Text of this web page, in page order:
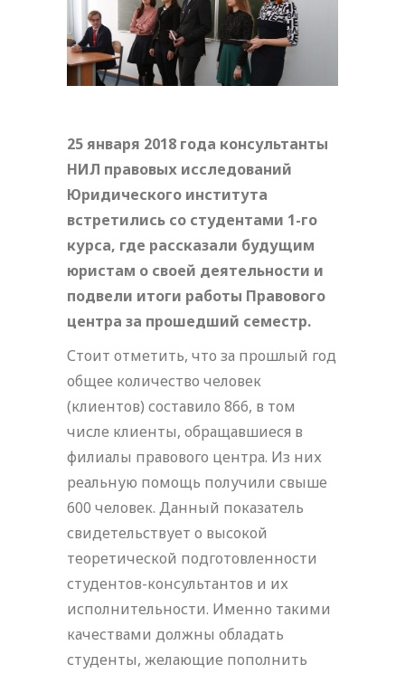
25 января 2018 года консультанты
НИЛ правовых исследований
Юридического института
встретились со студентами 1-го
курса, где рассказали будущим
юристам о своей деятельности и
подвели итоги работы Правового
центра за прошедший семестр.
Стоит отметить, что за прошлый год
общее количество человек
(клиентов) составило 866, в том
числе клиенты, обращавшиеся в
филиалы правового центра. Из них
реальную помощь получили свыше
600 человек. Данный показатель
свидетельствует о высокой
теоретической подготовленности
студентов-консультантов и их
исполнительности. Именно такими
качествами должны обладать
студенты, желающие пополнить